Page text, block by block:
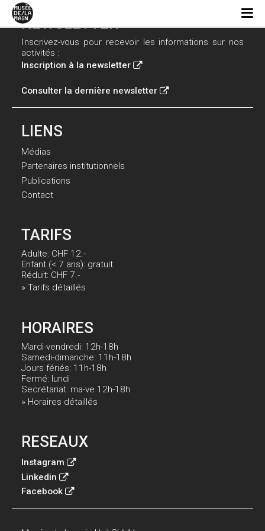
NEWSLETTER
Inscrivez-vous pour recevoir les informations sur nos
activités :
Inscription à la newsletter
Consulter la dernière newsletter
LIENS
Médias
Partenaires institutionnels
Publications
Contact
TARIFS
Adulte: CHF 12.-
Enfant (< 7 ans): gratuit
Réduit: CHF 7.-
» Tarifs détaillés
HORAIRES
Mardi-vendredi: 12h-18h
Samedi-dimanche: 11h-18h
Jours fériés: 11h-18h
Fermé: lundi
Secrétariat: ma-ve 12h-18h
» Horaires détaillés
RESEAUX
Instagram
Linkedin
Facebook